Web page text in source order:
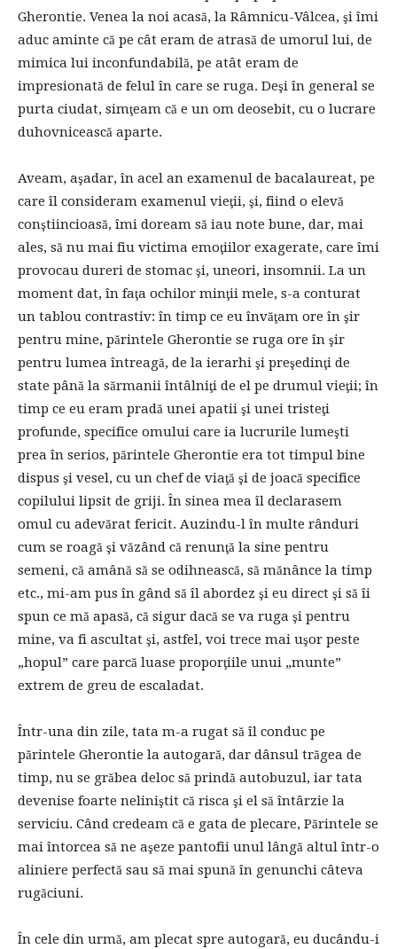
Gherontie. Venea la noi acasă, la Râmnicu-Vâlcea, şi îmi
aduc aminte că pe cât eram de atrasă de umorul lui, de
mimica lui inconfundabilă, pe atât eram de
impresionată de felul în care se ruga. Deşi în general se
purta ciudat, simţeam că e un om deosebit, cu o lucrare
duhovnicească aparte.
Aveam, aşadar, în acel an examenul de bacalaureat, pe
care îl consideram examenul vieţii, şi, fiind o elevă
conştiincioasă, îmi doream să iau note bune, dar, mai
ales, să nu mai fiu victima emoţiilor exagerate, care îmi
provocau dureri de stomac şi, uneori, insomnii. La un
moment dat, în faţa ochilor minţii mele, s-a conturat
un tablou contrastiv: în timp ce eu învăţam ore în şir
pentru mine, părintele Gherontie se ruga ore în şir
pentru lumea întreagă, de la ierarhi şi preşedinţi de
state până la sărmanii întâlniţi de el pe drumul vieţii; în
timp ce eu eram pradă unei apatii şi unei tristeţi
profunde, specifice omului care ia lucrurile lumeşti
prea în serios, părintele Gherontie era tot timpul bine
dispus şi vesel, cu un chef de viaţă şi de joacă specifice
copilului lipsit de griji. În sinea mea îl declarasem
omul cu adevărat fericit. Auzindu-l în multe rânduri
cum se roagă şi văzând că renunţă la sine pentru
semeni, că amână să se odihnească, să mănânce la timp
etc., mi-am pus în gând să îl abordez şi eu direct şi să îi
spun ce mă apasă, că sigur dacă se va ruga şi pentru
mine, va fi ascultat şi, astfel, voi trece mai uşor peste
„hopul” care parcă luase proporţiile unui „munte”
extrem de greu de escaladat.
Într-una din zile, tata m-a rugat să îl conduc pe
părintele Gherontie la autogară, dar dânsul trăgea de
timp, nu se grăbea deloc să prindă autobuzul, iar tata
devenise foarte neliniştit că risca şi el să întârzie la
serviciu. Când credeam că e gata de plecare, Părintele se
mai întorcea să ne aşeze pantofii unul lângă altul într-o
aliniere perfectă sau să mai spună în genunchi câteva
rugăciuni.
În cele din urmă, am plecat spre autogară, eu ducându-i